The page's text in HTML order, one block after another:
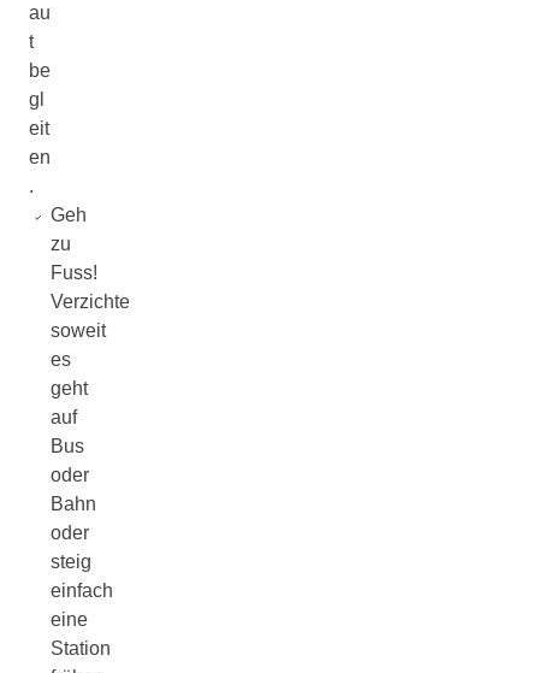
au
t
be
gl
eit
en
.
Geh
zu
Fuss!
Verzichte
soweit
es
geht
auf
Bus
oder
Bahn
oder
steig
einfach
eine
Station